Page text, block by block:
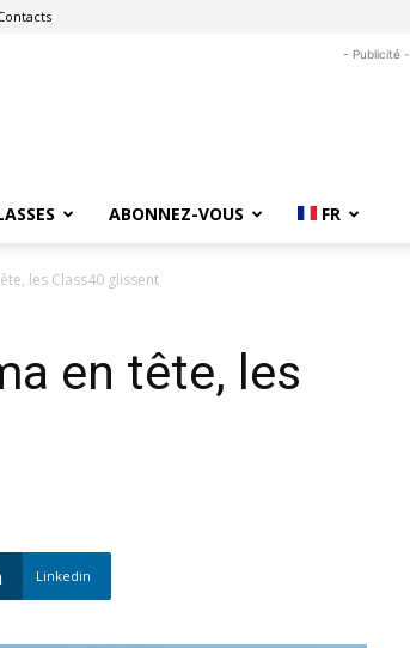
- Publicité -
ABONNEZ-VOUS FR
les Class40 glissent
en tête, les
Linkedin